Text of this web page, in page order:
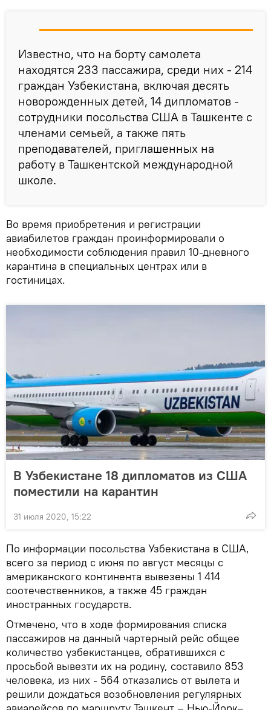
Известно, что на борту самолета
находятся 233 пассажира, среди них - 214
граждан Узбекистана, включая десять
новорожденных детей, 14 дипломатов -
сотрудники посольства США в Ташкенте с
членами семьей, а также пять
преподавателей, приглашенных на
работу в Ташкентской международной
школе.
Во время приобретения и регистрации
авиабилетов граждан проинформировали о
необходимости соблюдения правил 10-дневного
карантина в специальных центрах или в
гостиницах.
В Узбекистане 18 дипломатов из США
поместили на карантин
31 июля 2020, 15:22
По информации посольства Узбекистана в США,
всего за период с июня по август месяцы с
американского континента вывезены 1 414
соотечественников, а также 45 граждан
иностранных государств.
Отмечено, что в ходе формирования списка
пассажиров на данный чартерный рейс общее
количество узбекистанцев, обратившихся с
просьбой вывезти их на родину, составило 853
человека, из них - 564 отказались от вылета и
решили дождаться возобновления регулярных